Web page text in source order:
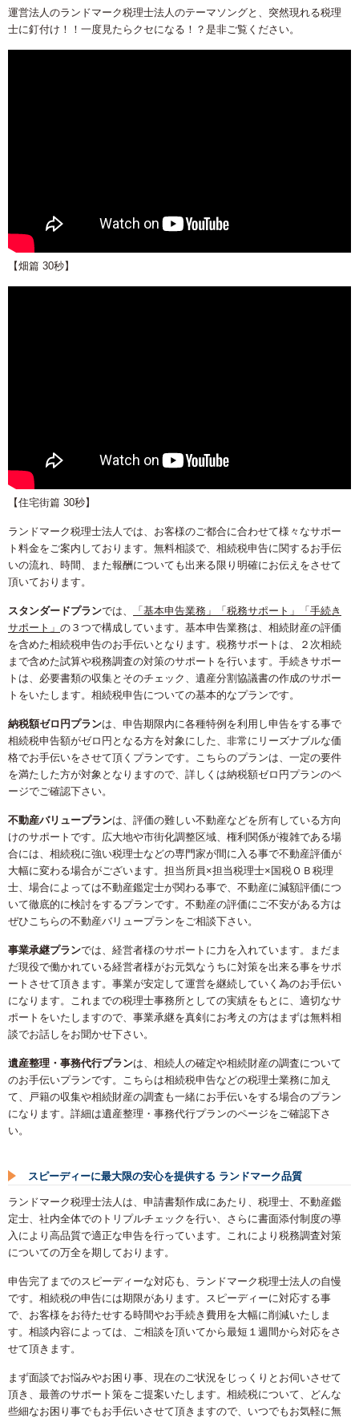
運営法人のランドマーク税理士法人のテーマソングと、突然現れる税理
士に釘付け！！一度見たらクセになる！？是非ご覧ください。
【畑篇 30秒】
【住宅街篇 30秒】
ランドマーク税理士法人では、お客様のご都合に合わせて様々なサポー
ト料金をご案内しております。無料相談で、相続税申告に関するお手伝
いの流れ、時間、また報酬についても出来る限り明確にお伝えをさせて
頂いております。
スタンダードプランでは、
「基本申告業務」「税務サポート」「手続き
サポート」 の３つで構成しています。基本申告業務は、相続財産の評価
を含めた相続税申告のお手伝いとなります。税務サポートは、２次相続
まで含めた試算や税務調査の対策のサポートを行います。手続きサポー
トは、必要書類の収集とそのチェック、遺産分割協議書の作成のサポー
トをいたします。相続税申告についての基本的なプランです。
納税額ゼロ円プランは、申告期限内に各種特例を利用し申告をする事で
相続税申告額がゼロ円となる方を対象にした、非常にリーズナブルな価
格でお手伝いをさせて頂くプランです。こちらのプランは、一定の要件
を満たした方が対象となりますので、詳しくは納税額ゼロ円プランのペ
ージでご確認下さい。
不動産バリュープランは、評価の難しい不動産などを所有している方向
けのサポートです。広大地や市街化調整区域、権利関係が複雑である場
合には、相続税に強い税理士などの専門家が間に入る事で不動産評価が
大幅に変わる場合がございます。担当所員×担当税理士×国税ＯＢ税理
士、場合によっては不動産鑑定士が関わる事で、不動産に減額評価につ
いて徹底的に検討をするプランです。不動産の評価にご不安がある方は
ぜひこちらの不動産バリュープランをご相談下さい。
事業承継プランでは、経営者様のサポートに力を入れています。まだま
だ現役で働かれている経営者様がお元気なうちに対策を出来る事をサポ
ートさせて頂きます。事業が安定して運営を継続していく為のお手伝い
になります。これまでの税理士事務所としての実績をもとに、適切なサ
ポートをいたしますので、事業承継を真剣にお考えの方はまずは無料相
談でお話しをお聞かせ下さい。
遺産整理・事務代行プランは、相続人の確定や相続財産の調査について
のお手伝いプランです。こちらは相続税申告などの税理士業務に加え
て、戸籍の収集や相続財産の調査も一緒にお手伝いをする場合のプラン
になります。詳細は遺産整理・事務代行プランのページをご確認下さ
い。
スピーディーに最大限の安心を提供する ランドマーク品質
ランドマーク税理士法人は、申請書類作成にあたり、税理士、不動産鑑
定士、社内全体でのトリプルチェックを行い、さらに書面添付制度の導
入により高品質で適正な申告を行っています。これにより税務調査対策
についての万全を期しております。
申告完了までのスピーディーな対応も、ランドマーク税理士法人の自慢
です。相続税の申告には期限があります。スピーディーに対応する事
で、お客様をお待たせする時間やお手続き費用を大幅に削減いたしま
す。相談内容によっては、ご相談を頂いてから最短１週間から対応をさ
せて頂きます。
まず面談でお悩みやお困り事、現在のご状況をじっくりとお伺いさせて
頂き、最善のサポート策をご提案いたします。相続税について、どんな
些細なお困り事でもお手伝いさせて頂きますので、いつでもお気軽に無